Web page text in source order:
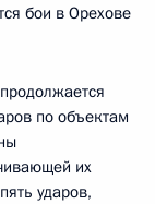
бои в Орехове
по объектам
их
ударов,